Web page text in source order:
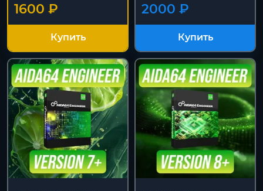
1600 ₽
Купить
2000 ₽
Купить